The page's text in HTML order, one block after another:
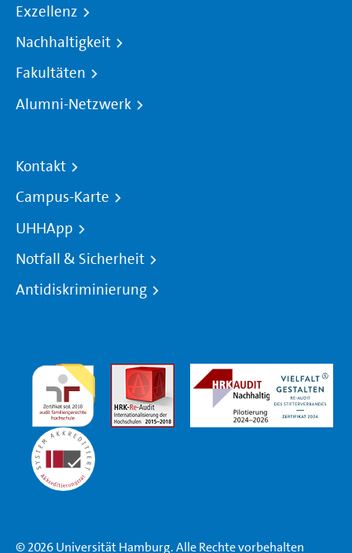
Exzellenz
Nachhaltigkeit
Fakultäten
Alumni-Netzwerk
Kontakt
Campus-Karte
UHHApp
Notfall & Sicherheit
Antidiskriminierung
© 2026 Universität Hamburg. Alle Rechte vorbehalten